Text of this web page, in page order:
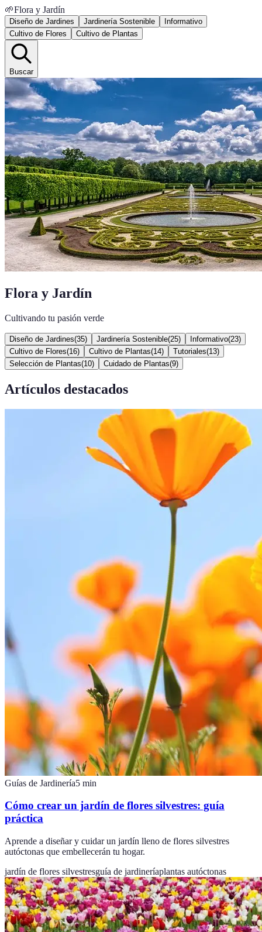
🌱Flora y Jardín
Diseño de Jardines Jardinería Sostenible
Informativo
Cultivo de Flores
Cultivo de Plantas
Buscar
Flora y Jardín
Cultivando tu pasión verde
Diseño de Jardines(35) Jardinería Sostenible(25) Informativo(23)
Cultivo de Flores(16) Cultivo de Plantas(14) Tutoriales(13)
Selección de Plantas(10) Cuidado de Plantas(9)
Artículos destacados
Guías de Jardinería5 min
Cómo crear un jardín de flores silvestres: guía
práctica
Aprende a diseñar y cuidar un jardín lleno de flores silvestres
autóctonas que embellecerán tu hogar.
jardín de flores silvestresguía de jardineríaplantas autóctonas